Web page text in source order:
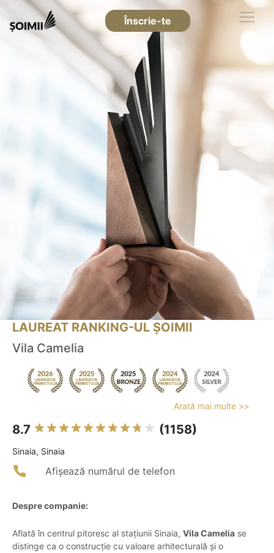
Înscrie-te
LAUREAT RANKING-UL ȘOIMII
Vila Camelia
Arată mai multe >>
8.7 (1158)
Sinaia, Sinaia
Afișează numărul de telefon
Despre companie:
Aflată în centrul pitoresc al stațiunii Sinaia, Vila Camelia se
distinge ca o construcție cu valoare arhitecturală și o